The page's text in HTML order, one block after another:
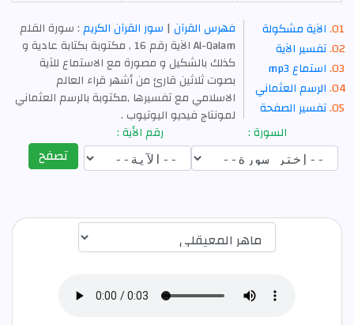
الآية مشكولة
تفسير الآية
استماع mp3
الرسم العثماني
تفسير الصفحة
فهرس القرآن | سور القرآن الكريم: سورة القلم
Al-Qalam الآية رقم 16 , مكتوبة بكتابة عادية و
كذلك بالشكيل و مصورة مع الاستماع للآية
بصوت ثلاثين قارئ من أشهر قراء العالم
الاسلامي مع تفسيرها ,مكتوبة بالرسم العثماني
لمونتاج فيديو اليوتيوب .
السورة :
رقم الأية :
تصفح